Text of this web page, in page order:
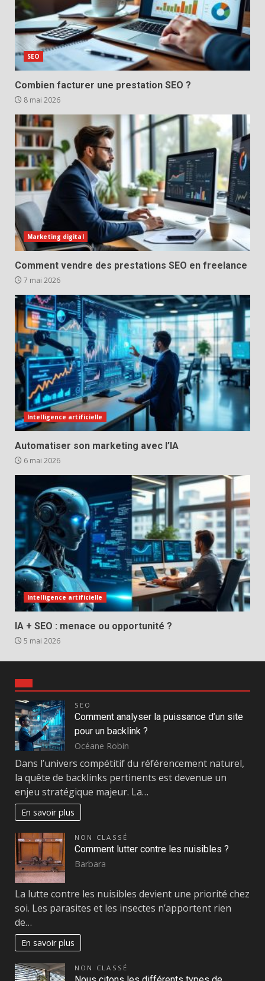
SEO
Combien facturer une prestation SEO ?
8 mai 2026
Marketing digital
Comment vendre des prestations SEO en freelance
7 mai 2026
Intelligence artificielle
Automatiser son marketing avec l’IA
6 mai 2026
Intelligence artificielle
IA + SEO : menace ou opportunité ?
5 mai 2026
SEO
Comment analyser la puissance d’un site
pour un backlink ?
Océane Robin
Dans l’univers compétitif du référencement naturel,
la quête de backlinks pertinents est devenue un
enjeu stratégique majeur. La…
En savoir plus
NON CLASSÉ
Comment lutter contre les nuisibles ?
Barbara
La lutte contre les nuisibles devient une priorité chez
soi. Les parasites et les insectes n’apportent rien
de…
En savoir plus
NON CLASSÉ